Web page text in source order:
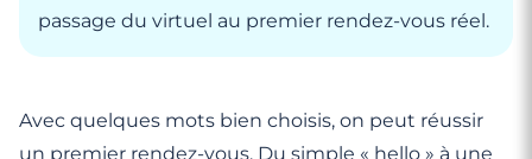
passage du virtuel au premier rendez-vous réel.
Avec quelques mots bien choisis, on peut réussir
un premier rendez-vous. Du simple « hello » à une